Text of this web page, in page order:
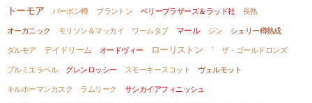
トーモア バーボン樽 ブラントン ベリーブラザーズ＆ラッド社
長熟
オーガニック
モリソン＆マッカイ ワームタブ マール ジン
シェリー樽熟成
ダルモア
デイドリーム オードヴィー ローリストン `
ザ・ゴールドロンズ
プルミエラベル
グレンロッシー スモーキースコット
ヴェルモット
キルホーマンカスク
ラムリーク
サシカイアフィニッシュ